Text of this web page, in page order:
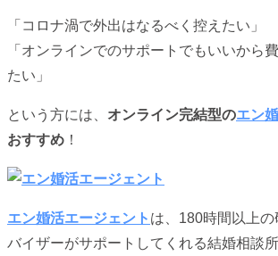
「コロナ渦で外出はなるべく控えたい」
「オンラインでのサポートでもいいから
たい」
という方には、 オンライン完結型のエン
おすすめ ！
エン婚活エージェント は、180時間以上
バイザーがサポートしてくれる結婚相談所